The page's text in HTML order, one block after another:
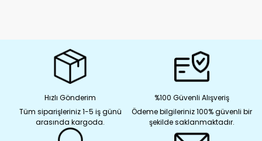
Hızlı Gönderim
Tüm siparişleriniz 1-5 iş günü
arasında kargoda.
%100 Güvenli Alışveriş
Ödeme bilgileriniz 100% güvenli bir
şekilde saklanmaktadır.